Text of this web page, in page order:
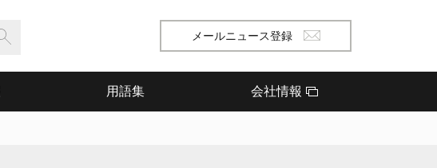
メールニュース登録
用語集 会社情報